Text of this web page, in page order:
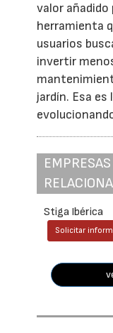
valor
herramienta
usuarios
invertir
jardín. Esa es
Stiga Ibérica
Solicitar